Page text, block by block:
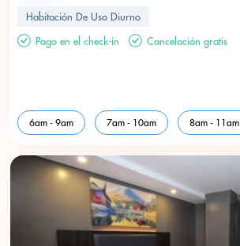
Habitación De Uso Diurno
Pago en el check-in
Cancelación gratis
6am - 9am 7am - 10am 8am - 11am